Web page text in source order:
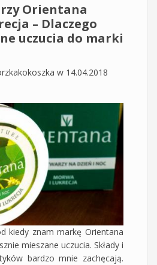
Orientana
– Dlaczego
uczucia do marki
w 14.04.2018
kiedy znam markę Orientana
mieszane uczucia. Składy i
bardzo mnie zachęcają.